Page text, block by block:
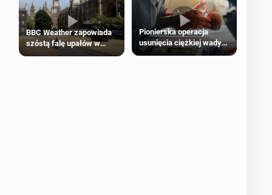
BBC Weather zapowiada
szóstą falę upałów w
Londynie
Pionierska operacja
usunięcia ciężkiej wady
wrodzonej płodu w łonie